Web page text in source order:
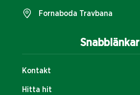
Snabblänkar
Kontakt
Hitta hit
Fornaboda Travbana